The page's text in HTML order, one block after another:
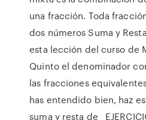
una fracción. Toda
dos números Suma y
esta lección del curso de
Quinto el denominador
las fracciones
has entendido bien, haz
suma y resta de